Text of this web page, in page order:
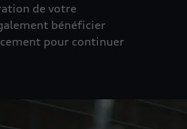
de votre
bénéficier
pour continuer